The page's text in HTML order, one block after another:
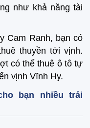
như khả năng tài
Cam Ranh, bạn có
thuyền tới vịnh.
có thể thuê ô tô tự
vịnh Vĩnh Hy.
bạn nhiều trải